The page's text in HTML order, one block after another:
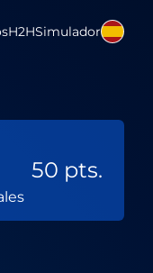
H2HSimulador
50 pts.